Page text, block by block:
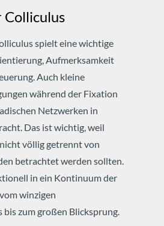
spielt eine wichtige
Aufmerksamkeit
Auch kleine
während der Fixation
Netzwerken in
Das ist wichtig, weil
völlig getrennt von
betrachtet werden sollten.
in ein Kontinuum der
winzigen
zum großen Blicksprung.